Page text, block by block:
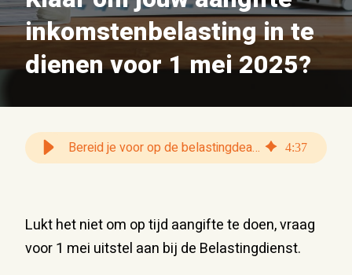
inkomstenbelasting in te
dienen voor 1 mei 2025?
Bereid je voor op de belastingdeadline van 1 mei | Exterus 4:37
Lukt het niet om op tijd aangifte te doen, vraag
voor 1 mei uitstel aan bij de Belastingdienst.